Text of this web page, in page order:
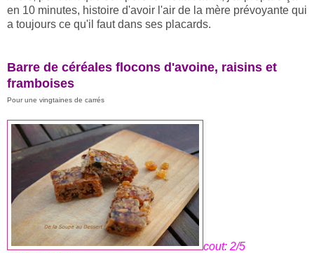
en 10 minutes, histoire d'avoir l'air de la mère prévoyante qui
a toujours ce qu'il faut dans ses placards.
Barre de céréales flocons d'avoine, raisins et
framboises
Pour une vingtaines de carrés
cout: 2/5